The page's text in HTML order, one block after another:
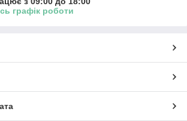
графік роботи